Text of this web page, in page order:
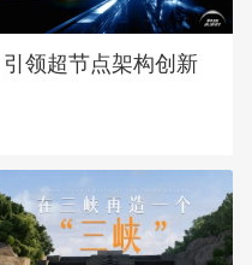
引领超节点架构创新